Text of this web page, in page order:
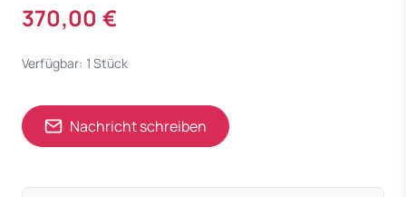
370,00 €
Verfügbar: 1 Stück
Nachricht schreiben